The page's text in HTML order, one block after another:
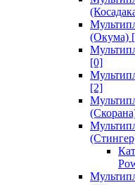
(Окума)
[0]
[2]